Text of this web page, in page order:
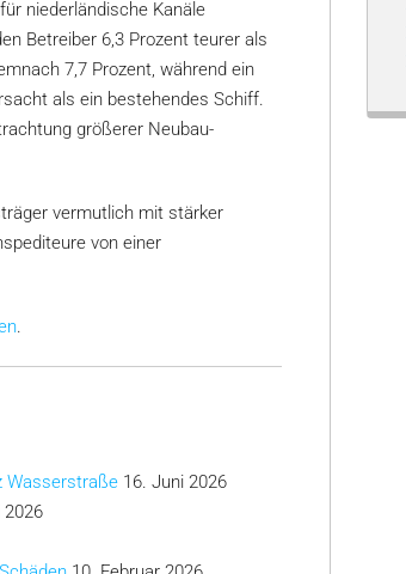
niederländische Kanäle
Betreiber 6,3 Prozent teurer als
7,7 Prozent, während ein
als ein bestehendes Schiff.
größerer Neubau-
vermutlich mit stärker
von einer
.
Wasserstraße 16. Juni 2026
2026